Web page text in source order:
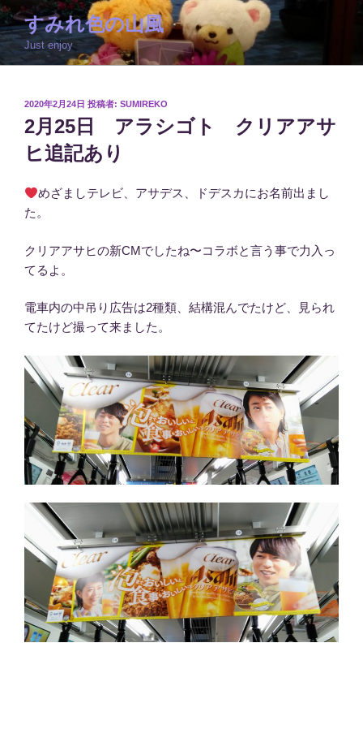
コ
ン
ン
すみれ色の山風
Just enjoy
投
稿
日:
2020年2月24日 投稿者: SUMIREKO
2月25日 アラシゴト クリアアサ
ヒ追記あり
めざましテレビ、アサデス、ドデスカにお名前出まし
た。
クリアアサヒの新CMでしたね〜コラボと言う事で力入っ
てるよ。
電車内の中吊り広告は2種類、結構混んでたけど、見られ
てたけど撮って来ました。